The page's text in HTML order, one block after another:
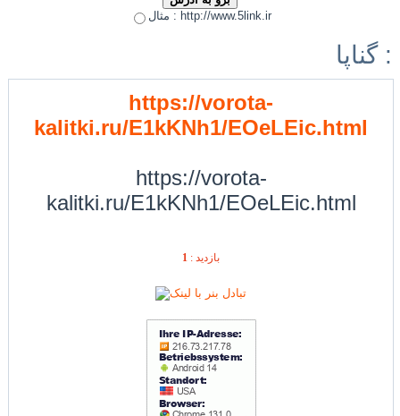
مثال : http://www.5link.ir
گناپا :
https://vorota-
kalitki.ru/E1kKNh1/EOeLEic.html
https://vorota-
kalitki.ru/E1kKNh1/EOeLEic.html
بازديد : 1